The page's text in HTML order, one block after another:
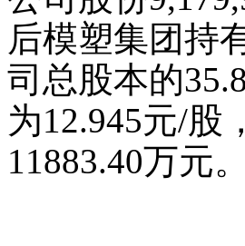
后模塑集团持
司总股本的
为12.945元/股
11883.40万元。